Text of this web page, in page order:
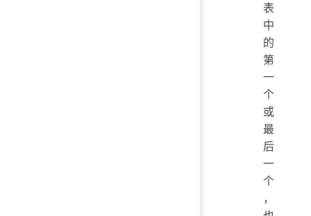
表
中
的
第
一
个
或
最
后
一
个
，